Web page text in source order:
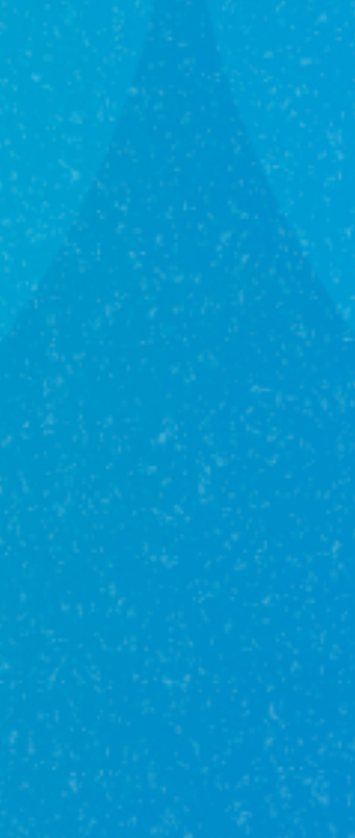
Офисы рядом с вами
ЮНИКОР Недвижимость,
г. Хабаровск
Хабаровский край, г Хабаровск,
ул Гоголя, д 27, кв. 406
09:00-18:00
+7(962)502-45-61
unikor.khabarovsk@mail.ru
Страховые агенты
Филиппова
Гульназ
Агент
+7(962)547-70-20